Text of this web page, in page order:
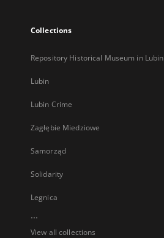
Collections
Repository Historical Museum in Lubin
Lubin
Lubin Crime
Zagłębie Miedziowe
Samorząd
Solidarity
Legnica
...
View all collections